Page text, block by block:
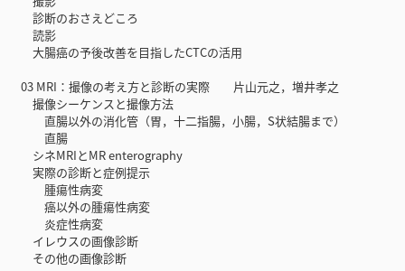
診断のおさえどころ
読影
大腸癌の予後改善を目指したCTCの活用
03 MRI：撮像の考え方と診断の実際 片山元之，増井孝之
撮像シーケンスと撮像方法
直腸以外の消化管（胃，十二指腸，小腸，S状結腸まで）
直腸
シネMRIとMR enterography
実際の診断と症例提示
腫瘍性病変
癌以外の腫瘍性病変
炎症性病変
イレウスの画像診断
その他の画像診断